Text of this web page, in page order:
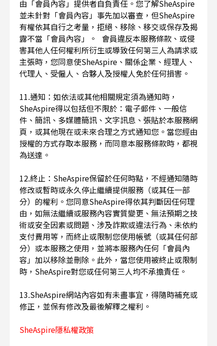
由「會員內容」提供者自負責任。您了解SheAspire
並未針對「會員內容」事先加以審查，但SheAspire
有權依其自行之考量，拒絕、移除、移交或保存及揭
露不當「會員內容」。 會員違反本服務條款、或侵
害其他人任何權利所衍生或導致任何第三人為請求或
主張時，您同意使SheAspire、關係企業、經理人、
代理人、受僱人、合夥人及授權人免於任何損害。
11.通知：如依法或其他相關規定須為通知時，
SheAspire得以包括但不限於：電子郵件、一般信
件、簡訊、多媒體簡訊、文字訊息、張貼於本服務網
頁，或其他現在或未來合理之方式通知您。當您經由
授權的方式存取本服務，而同意本服務條款時，都視
為送達。
12.終止：SheAspire保留於任何時點，不經通知隨時
修改或暫時或永久停止繼續提供服務（或其任一部
分）的權利。您同意SheAspire得依其判斷因任何理
由，如無法繼續或服務內容實質變更、無法預期之技
術或安全因素或問題、涉及詐欺或違法行為、未依約
支付費用等，而終止或限制您使用帳號（或其任何部
分）或本服務之使用，並將本服務內任何「會員內
容」加以移除並刪除。此外，當您使用被終止或限制
時，SheAspire對您或任何第三人均不承擔責任。
13.SheAspire網站內容如有未盡事宜，得隨時補充或
修正，並保有修改及最後解釋之權利。
SheAspire隱私權政策